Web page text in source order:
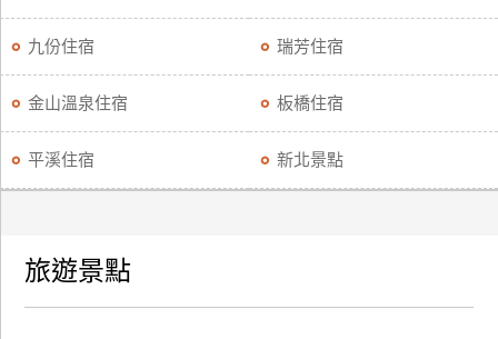
九份住宿 瑞芳住宿
金山溫泉住宿 板橋住宿
平溪住宿 新北景點
旅遊景點